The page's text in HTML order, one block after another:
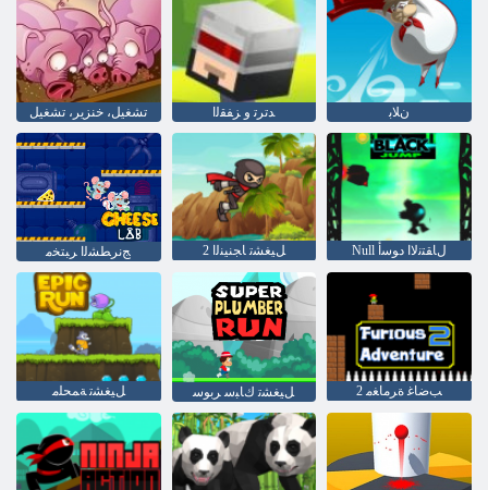
تشغيل، خنزير، تشغيل ﺪﺗﺮﺗ ﻭ ﺰﻔﻘﻟﺍ ﻥﻼ ﺑ
ﺞﻧﺮﻄﺸﻟﺍ ﺮﺒﺘﺨﻣ 2 ﻞﻴﻐﺸﺗ ﺎﺠﻨﻴﻨﻟﺍ Null ﻝﺎﻘﺘﻧﻻ ﺍ ﺩﻮﺳﺃ
ﻞﻴﻐﺸﺗ ﺔﻤﺤﻠﻣ ﻞﻴﻐﺸﺗ ﻙﺎﺒﺳ ﺮﺑﻮﺳ 2 ﺐﺿﺎﻏ ﺓﺮﻣﺎﻐﻣ